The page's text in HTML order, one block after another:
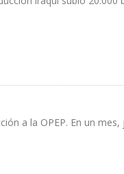
a la OPEP. En un